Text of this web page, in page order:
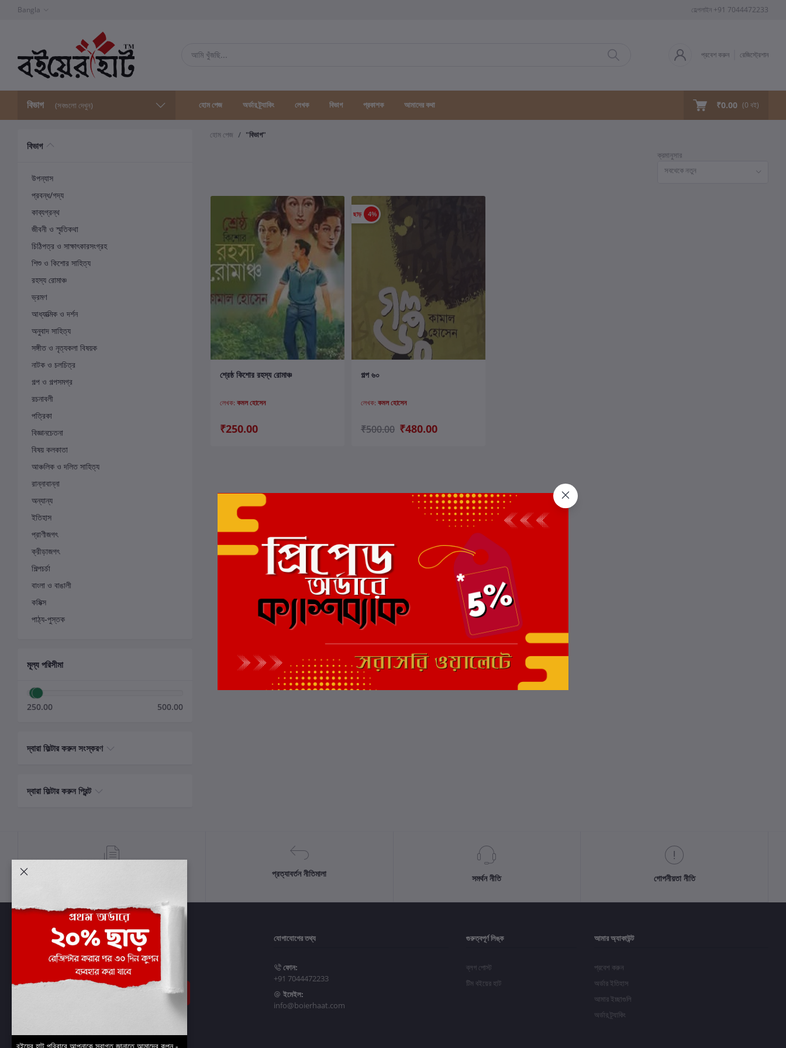
Bangla হেল্পলাইন +91 7044472233
প্রবেশ করুন রেজিস্ট্রেশান
বিভাগ (সবগুলো দেখুন) হোম পেজ অর্ডার ট্র্যাকিং লেখক বিভাগ প্রকাশক আমাদের কথা ₹0.00 (0 বই)
বিভাগ
উপন্যাস
প্রবন্ধ/গদ্য
কাব্যগ্রন্থ
জীবনী ও স্মৃতিকথা
চিঠিপত্র ও সাক্ষাৎকারসংগ্রহ
শিশু ও কিশোর সাহিত্য
রহস্য রোমাঞ্চ
ভ্রমণ
আধ্যাত্মিক ও দর্শন
অনুবাদ সাহিত্য
সঙ্গীত ও নৃত্যকলা বিষয়ক
নাটক ও চলচিত্র
গল্প ও গল্পসমগ্র
রচনাবলী
পত্রিকা
বিজ্ঞানচেতনা
বিষয় কলকাতা
আঞ্চলিক ও দলিত সাহিত্য
রান্নাবান্না
অন্যান্য
ইতিহাস
প্রাণীজগৎ
ক্রীড়াজগৎ
শিল্পচর্চা
বাংলা ও বাঙালী
কমিক্স
পাঠ্য-পুস্তক
মূল্য পরিসীমা
250.00 500.00
দ্বারা ফিল্টার করুন সংস্করণ
দ্বারা ফিল্টার করুন প্রিন্ট
হোম পেজ
"বিভাগ"
ক্রমানুসার
সবথেকে নতুন
কার্টে যোগ করুন
শ্রেষ্ঠ কিশোর রহস্য রোমাঞ্চ
লেখক: কমল হোসেন
₹250.00
ছাড় 4%
গল্প ৬০
লেখক: কমল হোসেন
₹500.00 ₹480.00
প্রত্যাবর্তন নীতিমালা সমর্থন নীতি গোপনীয়তা নীতি
সাবস্ক্রাইব
যোগাযোগের তথ্য
ফোন:
+91 7044472233
ইমেইল:
info@boierhaat.com
গুরুত্বপূর্ণ লিঙ্ক
ব্লগ পোস্ট
টিম বইয়ের হাট
আমার অ্যাকাউন্ট
প্রবেশ করুন
অর্ডার ইতিহাস
আমার ইচ্ছাগুলি
অর্ডার ট্র্যাকিং